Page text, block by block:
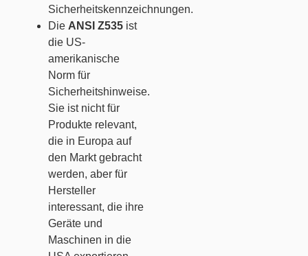
Sicherheitskennzeichnungen.
Die ANSI Z535 ist
die US-
amerikanische
Norm für
Sicherheitshinweise.
Sie ist nicht für
Produkte relevant,
die in Europa auf
den Markt gebracht
werden, aber für
Hersteller
interessant, die ihre
Geräte und
Maschinen in die